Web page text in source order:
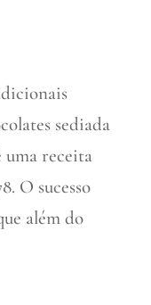
sediada
receita
O sucesso
além do